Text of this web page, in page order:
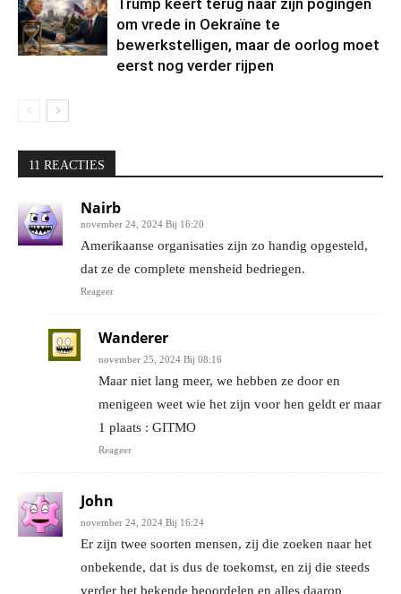
Trump keert terug naar zijn pogingen
om vrede in Oekraïne te
bewerkstelligen, maar de oorlog moet
eerst nog verder rijpen
11 REACTIES
Nairb
november 24, 2024 Bij 16:20
Amerikaanse organisaties zijn zo handig opgesteld,
dat ze de complete mensheid bedriegen.
Reageer
Wanderer
november 25, 2024 Bij 08:16
Maar niet lang meer, we hebben ze door en
menigeen weet wie het zijn voor hen geldt er maar
1 plaats : GITMO
Reageer
John
november 24, 2024 Bij 16:24
Er zijn twee soorten mensen, zij die zoeken naar het
onbekende, dat is dus de toekomst, en zij die steeds
verder het bekende beoordelen en alles daarop